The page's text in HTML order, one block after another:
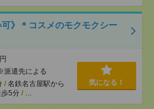
可》＊コスメのモクモクシー
派遣先による
/ 名鉄名古屋駅から
5分 / …
気になる！